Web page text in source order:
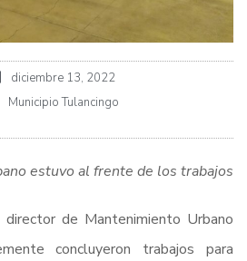
diciembre 13, 2022
Municipio Tulancingo
estuvo al frente de los trabajos
director de Mantenimiento Urbano
concluyeron trabajos para